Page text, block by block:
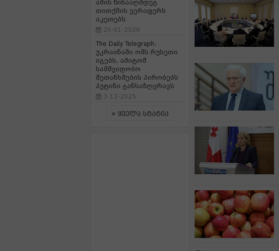
ამის წინააღმდეგ
თითქმის ვერაფერს
აკეთებს
26-01-2026
The Daily Telegraph:
უკრაინაში ომს რუსეთი
იგებს, ამიტომ
სამშვიდობო
შეთანხმების პირობებს
პუტინი განსაზღვრავს
3-12-2025
ყველა სტატია